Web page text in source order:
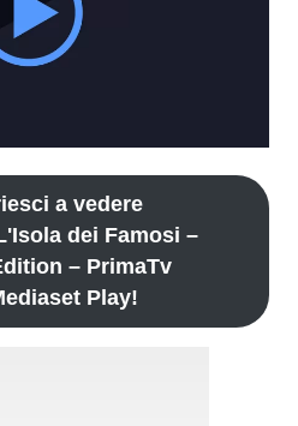
a vedere
dei Famosi –
– PrimaTv
Play!